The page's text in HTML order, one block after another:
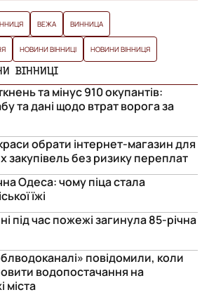
ВЕЖА ВИННИЦА
НОВИНИ ВІННИЦІ НОВИНИ ВІННИЦЯ
ВІННИЦІ
та мінус 910 окупантів:
та дані щодо втрат ворога за
обрати інтернет-магазин для
закупівель без ризику переплат
Одеса: чому піца стала
їжі
під час пожежі загинула 85-річна
повідомили, коли
водопостачання на
міста